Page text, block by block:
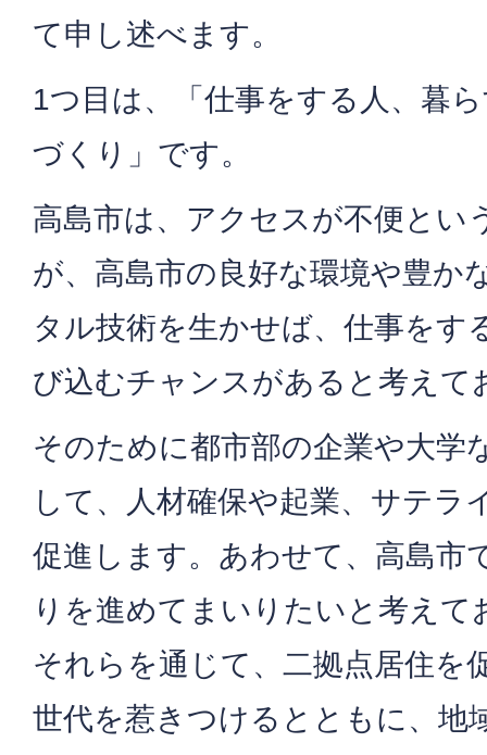
て申し述べます。
1つ目は、「仕事をする人、暮
づくり」です。
高島市は、アクセスが不便とい
が、高島市の良好な環境や豊か
タル技術を生かせば、仕事をす
び込むチャンスがあると考えて
そのために都市部の企業や大学
して、人材確保や起業、サテラ
促進します。あわせて、高島市
りを進めてまいりたいと考えて
それらを通じて、二拠点居住を
世代を惹きつけるとともに、地